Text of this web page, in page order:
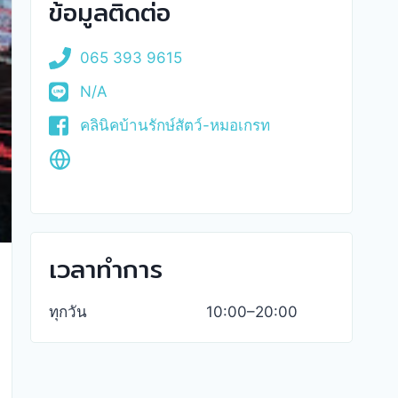
ข้อมูลติดต่อ
065 393 9615
N/A
คลินิคบ้านรักษ์สัตว์-หมอเกรท
เวลาทำการ
ทุกวัน 10:00–20:00